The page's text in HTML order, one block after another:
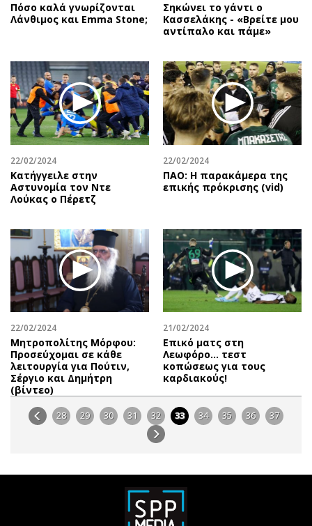
Πόσο καλά γνωρίζονται
Λάνθιμος και Emma Stone;
Σηκώνει το γάντι ο
Κασσελάκης - «Βρείτε μου
αντίπαλο και πάμε»
22/02/2024
Κατήγγειλε στην
Αστυνομία τον Ντε
Λούκας ο Πέρετζ
22/02/2024
ΠΑΟ: Η παρακάμερα της
επικής πρόκρισης (vid)
22/02/2024
Μητροπολίτης Μόρφου:
Προσεύχομαι σε κάθε
λειτουργία για Πούτιν,
Σέργιο και Δημήτρη
(βίντεο)
21/02/2024
Επικό ματς στη
Λεωφόρο… τεστ
κοπώσεως για τους
καρδιακούς!
28 29 30 31 32 33 34 35 36 37